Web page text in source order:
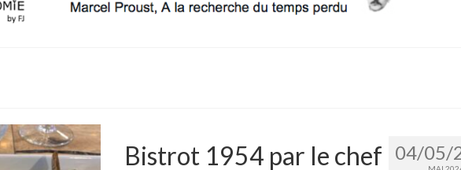
04/05/
Bistrot 1954 par le chef